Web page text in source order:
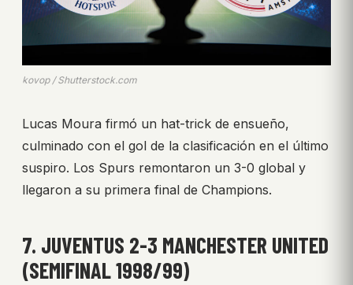
kovop / Shutterstock.com
Lucas Moura firmó un hat-trick de ensueño,
culminado con el gol de la clasificación en el último
suspiro. Los Spurs remontaron un 3-0 global y
llegaron a su primera final de Champions.
7. JUVENTUS 2-3 MANCHESTER UNITED
(SEMIFINAL 1998/99)